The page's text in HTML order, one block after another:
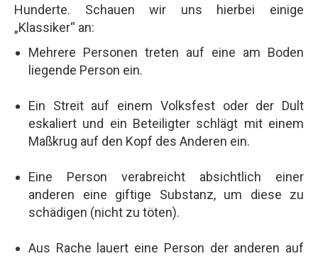
Hunderte. Schauen wir uns hierbei einige
„Klassiker“ an:
Mehrere Personen treten auf eine am Boden
liegende Person ein.
Ein Streit auf einem Volksfest oder der Dult
eskaliert und ein Beteiligter schlägt mit einem
Maßkrug auf den Kopf des Anderen ein.
Eine Person verabreicht absichtlich einer
anderen eine giftige Substanz, um diese zu
schädigen (nicht zu töten).
Aus Rache lauert eine Person der anderen auf